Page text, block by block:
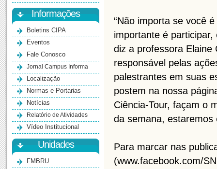
Informações
Boletins CIPA
Eventos
Fale Conosco
Jornal Campus Informa
Localização
Normas e Portarias
Notícias
Relatório de Atividades
Vídeo Institucional
Unidades
FMBRU
“Não importa se você
importante é
diz a professora Elaine
responsável pelas
palestrantes em suas
postem na nossa
Ciência-Tour, façam o
da semana, estaremos
Para marcar nas
(www.facebook.com/